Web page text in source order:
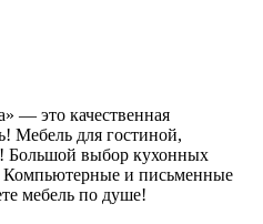
— это качественная
Мебель для гостиной,
Большой выбор кухонных
Компьютерные и письменные
мебель по душе!